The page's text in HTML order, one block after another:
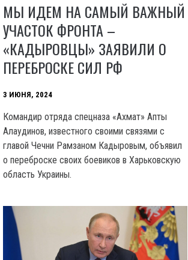
МЫ ИДЕМ НА САМЫЙ ВАЖНЫЙ
УЧАСТОК ФРОНТА –
«КАДЫРОВЦЫ» ЗАЯВИЛИ О
ПЕРЕБРОСКЕ СИЛ РФ
3 ИЮНЯ, 2024
Командир отряда спецназа «Ахмат» Апты
Алаудинов, известного своими связями с
главой Чечни Рамзаном Кадыровым, объявил
о переброске своих боевиков в Харьковскую
область Украины.